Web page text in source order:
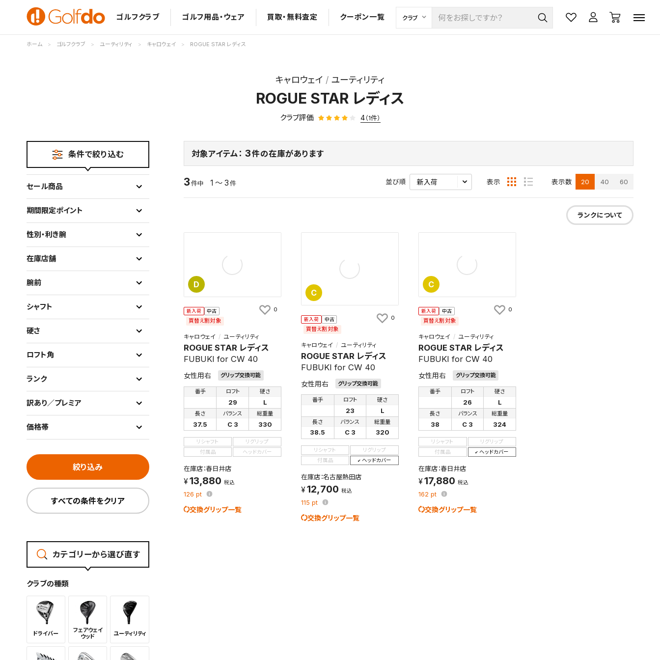
ゴルフクラブ ゴルフ用品・ウェア 買取・無料査定 クーポン一覧
ホーム ゴルフクラブ ユーティリティ キャロウェイ ROGUE STAR レディス
キャロウェイ ユーティリティ
ROGUE STAR レディス
クラブ評価 4（1件）
対象アイテム： 3件の在庫があります
3 件中 1 ～ 3 件 並び順 表示 表示数 20 40 60
ランクについて
D
新入荷 中古
買替え割対象
キャロウェイ ユーティリティ
ROGUE STAR レディス
FUBUKI for CW 40
女性用右 グリップ交換可能
番手 ロフト
29
硬さ
L
長さ
37.5
バランス
C 3
総重量
330
リシャフト
リグリップ
付属品
ヘッドカバー
在庫店：春日井店
13,880 税込
126 pt
交換グリップ一覧
0
C
新入荷 中古
買替え割対象
キャロウェイ ユーティリティ
ROGUE STAR レディス
FUBUKI for CW 40
女性用右 グリップ交換可能
番手 ロフト
23
硬さ
L
長さ
38.5
バランス
C 3
総重量
320
リシャフト
リグリップ
付属品
ヘッドカバー
在庫店：名古屋熱田店
12,700 税込
115 pt
交換グリップ一覧
0
C
新入荷 中古
買替え割対象
キャロウェイ ユーティリティ
ROGUE STAR レディス
FUBUKI for CW 40
女性用右 グリップ交換可能
番手 ロフト
26
硬さ
L
長さ
38
バランス
C 3
総重量
324
リシャフト
リグリップ
付属品
ヘッドカバー
在庫店：春日井店
17,880 税込
162 pt
交換グリップ一覧
0
検索条件を保存
条件で絞り込む
セール商品
期間限定ポイント
性別・利き腕
在庫店舗
腕前
シャフト
硬さ
ロフト角
ランク
訳あり／プレミア
価格帯
絞り込み
すべての条件をクリア
カテゴリーから選び直す
クラブの種類
ドライバー
フェアウェイ
ウッド
ユーティリティ